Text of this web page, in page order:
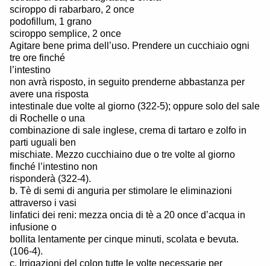
sciroppo di rabarbaro, 2 once
podofillum, 1 grano
sciroppo semplice, 2 once
Agitare bene prima dell’uso. Prendere un cucchiaio ogni
tre ore finché
l’intestino
non avrà risposto, in seguito prenderne abbastanza per
avere una risposta
intestinale due volte al giorno (322-5); oppure solo del sale
di Rochelle o una
combinazione di sale inglese, crema di tartaro e zolfo in
parti uguali ben
mischiate. Mezzo cucchiaino due o tre volte al giorno
finché l’intestino non
risponderà (322-4).
b. Tè di semi di anguria per stimolare le eliminazioni
attraverso i vasi
linfatici dei reni: mezza oncia di tè a 20 once d’acqua in
infusione o
bollita lentamente per cinque minuti, scolata e bevuta.
(106-4).
c. Irrigazioni del colon tutte le volte necessarie per